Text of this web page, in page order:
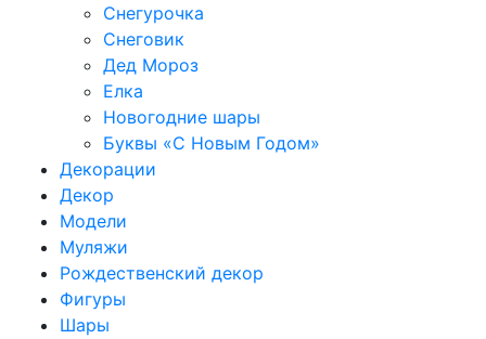
Снегурочка
Снеговик
Дед Мороз
Елка
Новогодние шары
Буквы «С Новым Годом»
Декорации
Декор
Модели
Муляжи
Рождественский декор
Фигуры
Шары